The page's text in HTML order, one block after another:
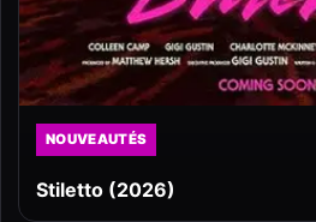
NOUVEAUTÉS
Stiletto (2026)